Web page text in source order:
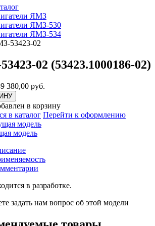
ЯМЗ
ЯМЗ-530
ЯМЗ-534
53423-02
02 (53423.1000186-02)
380,00 руб.
в корзину
в каталог Перейти к оформлению
модель
модель
в разработке.
задать нам вопрос об этой модели